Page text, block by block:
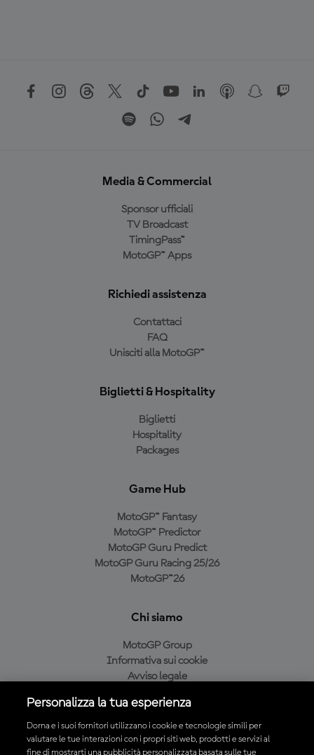
Media & Commercial
Sponsor ufficiali
TV Broadcast
TimingPass™
MotoGP™ Apps
Richiedi assistenza
Contattaci
FAQ
Unisciti alla MotoGP™
Biglietti & Hospitality
Biglietti
Hospitality
Packages
Game Hub
MotoGP™ Fantasy
MotoGP™ Predictor
MotoGP Guru Predict
MotoGP Guru Racing 25/26
MotoGP™26
Chi siamo
MotoGP Group
Informativa sui cookie
Avviso legale
Condizioni di acquisto
Personalizza la tua esperienza
Dorna e i suoi fornitori utilizzano i cookie e tecnologie simili per
valutare le tue interazioni con i propri siti web, prodotti e servizi al
fine di mostrarti una pubblicità personalizzata basata sulle tue